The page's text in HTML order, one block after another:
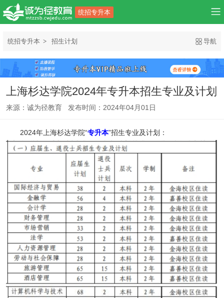
统招专升本
统招专升本 招生计划 导航
上海杉达学院2024年专升本招生专业及计划
来源：诚为径教育 发布时间：2024年04月01日
2024年上海杉达学院“专升本”招生专业及计划：